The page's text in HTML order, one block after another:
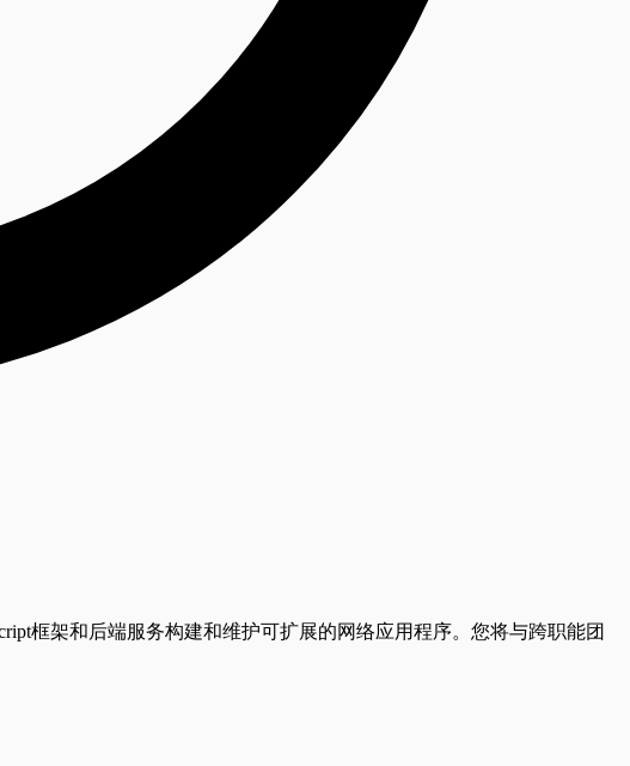
框架和后端服务构建和维护可扩展的网络应用程序。您将与跨职能团